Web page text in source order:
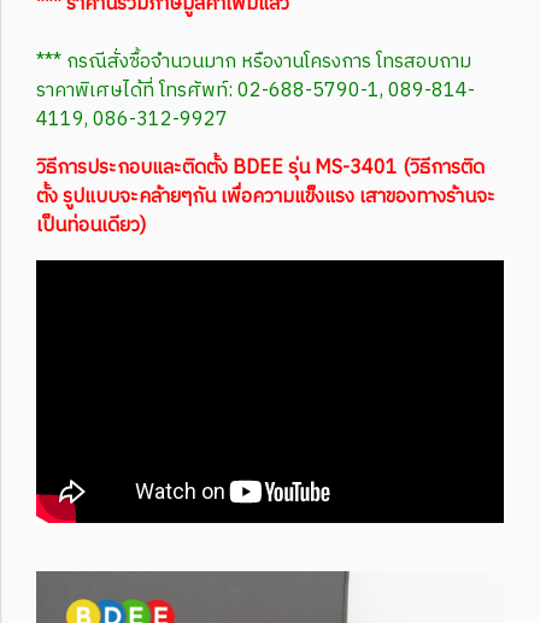
*** กรณีสั่งซื้อจำนวนมาก หรืองานโครงการ โทรสอบถาม
ราคาพิเศษได้ที่ โทรศัพท์: 02-688-5790-1, 089-814-
4119, 086-312-9927
วิธีการประกอบและติดตั้ง BDEE รุ่น MS-3401 (วิธีการติด
ตั้ง รูปแบบจะคล้ายๆกัน เพื่อความแข็งแรง เสาของทางร้านจะ
เป็นท่อนเดียว)